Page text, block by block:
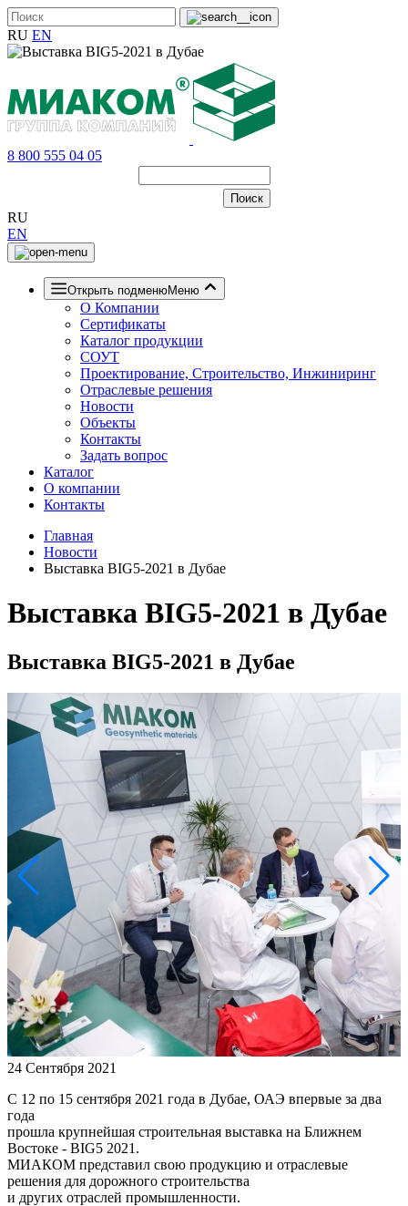
RU EN
8 800 555 04 05
RU
EN
Открыть подменюМеню
О Компании
Сертификаты
Каталог продукции
СОУТ
Проектирование, Строительство, Инжиниринг
Отраслевые решения
Новости
Объекты
Контакты
Задать вопрос
Каталог
О компании
Контакты
Главная
Новости
Выставка BIG5-2021 в Дубае
Выставка BIG5-2021 в Дубае
Выставка BIG5-2021 в Дубае
24 Сентября 2021
С 12 по 15 сентября 2021 года в Дубае, ОАЭ впервые за два
года
прошла крупнейшая строительная выставка на Ближнем
Востоке - BIG5 2021.
МИАКОМ представил свою продукцию и отраслевые
решения для дорожного строительства
и других отраслей промышленности.